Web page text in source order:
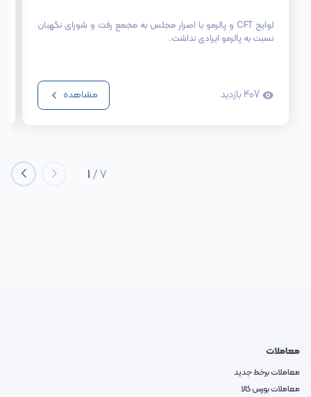
لوایح CFT و پالرمو با اصرار مجلس به مجمع رفت و شورای نگهبان
نسبت به پالرمو ایرادی نداشت.
407 بازدید مشاهده
1/7
معاملات
معاملات برخط جدید
معاملات بورس کالا